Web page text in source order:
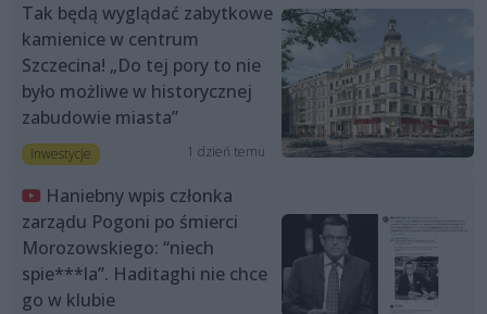
Tak będą wyglądać zabytkowe
kamienice w centrum
Szczecina! „Do tej pory to nie
było możliwe w historycznej
zabudowie miasta”
Inwestycje 1 dzień temu
Haniebny wpis członka
zarządu Pogoni po śmierci
Morozowskiego: “niech
spie***la”. Haditaghi nie chce
go w klubie